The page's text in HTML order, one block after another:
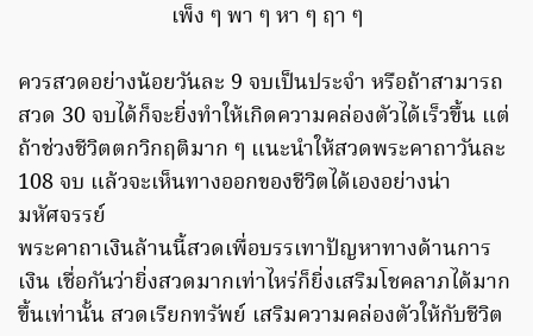
เพ็ง ๆ พา ๆ หา ๆ ฤา ๆ
ควรสวดอย่างน้อยวันละ 9 จบเป็นประจำ หรือถ้าสามารถ
สวด 30 จบได้ก็จะยิ่งทำให้เกิดความคล่องตัวได้เร็วขึ้น แต่
ถ้าช่วงชีวิตตกวิกฤติมาก ๆ แนะนำให้สวดพระคาถาวันละ
108 จบ แล้วจะเห็นทางออกของชีวิตได้เองอย่างน่า
มหัศจรรย์
พระคาถาเงินล้านนี้สวดเพื่อบรรเทาปัญหาทางด้านการ
เงิน เชื่อกันว่ายิ่งสวดมากเท่าไหร่ก็ยิ่งเสริมโชคลาภได้มาก
ขึ้นเท่านั้น สวดเรียกทรัพย์ เสริมความคล่องตัวให้กับชีวิต